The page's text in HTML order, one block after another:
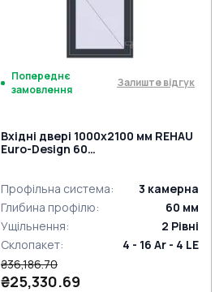
Попереднє
замовлення
Залиште відгук
Вхідні двері 1000x2100 мм REHAU
Euro-Design 60
Профільна система: 3 камерна
Глибина профілю: 60 мм
Ущільнення: 2 Рівні
Склопакет:
4 - 16 Ar - 4 LE
₴36,186.70
₴25,330.69